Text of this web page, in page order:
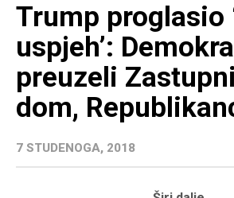
Trump proglasio
uspjeh’:
preuzeli
dom,
7 STUDENOGA, 2018